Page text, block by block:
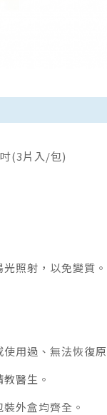
(3片入/包)
照射，以免變質。
用過、無法恢復
醫生。
外盒均齊全。